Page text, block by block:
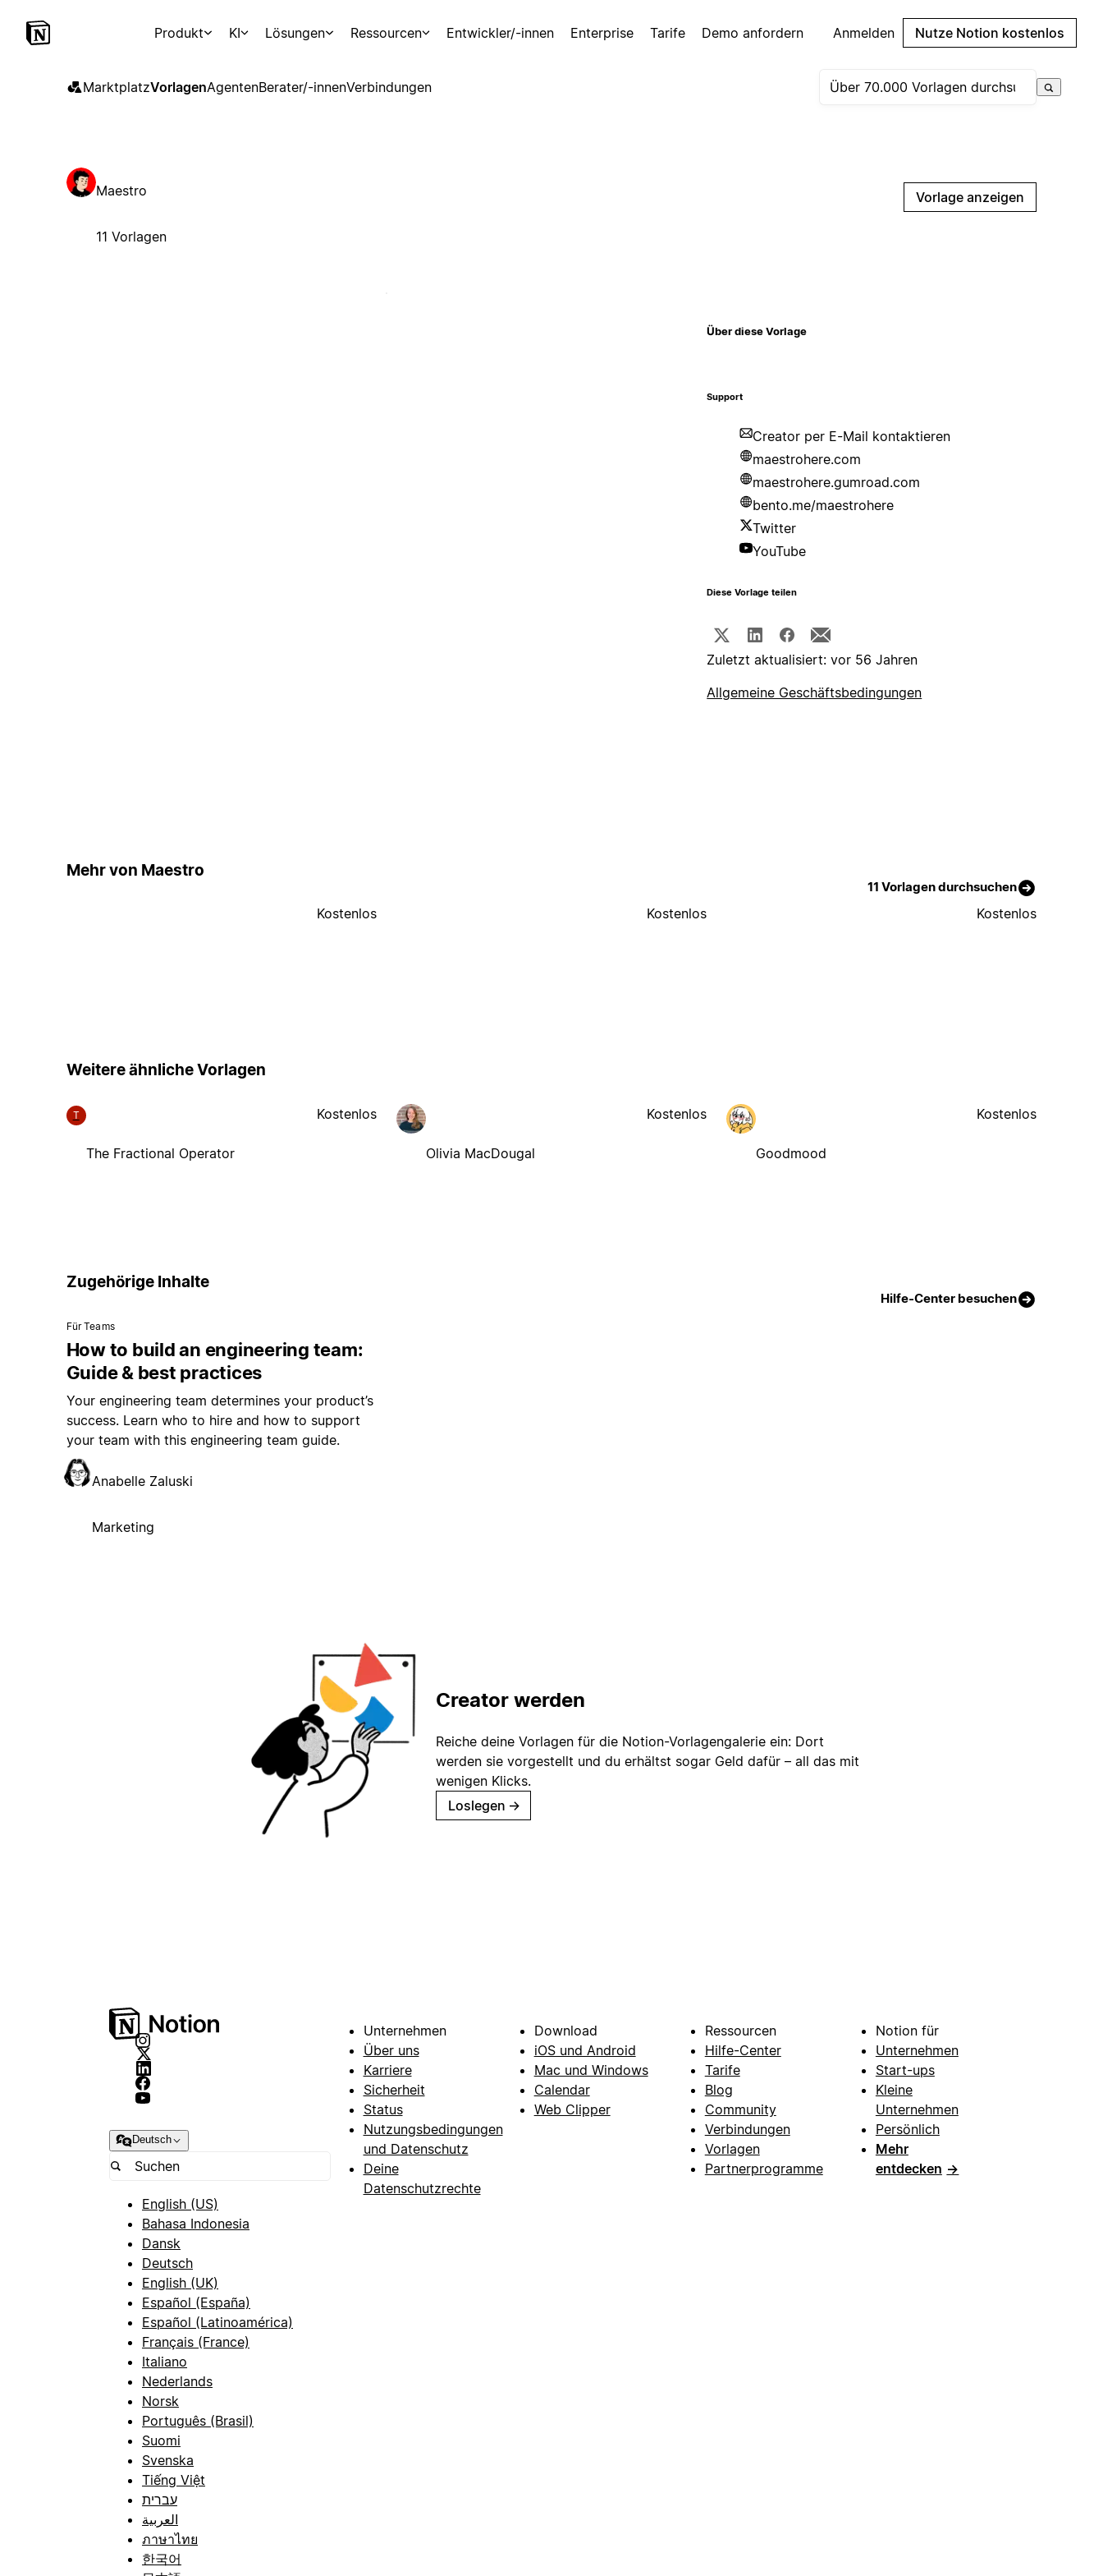
Produkt KI Lösungen Ressourcen Entwickler/-innen Enterprise Tarife Demo anfordern Anmelden Nutze Notion kostenlos
MarktplatzVorlagenAgentenBerater/-innenVerbindungen
Maestro
11 Vorlagen
Vorlage anzeigen
Über diese Vorlage
Support
Creator per E-Mail kontaktieren
maestrohere.com
maestrohere.gumroad.com
bento.me/maestrohere
Twitter
YouTube
Diese Vorlage teilen
Zuletzt aktualisiert: vor 56 Jahren
Allgemeine Geschäftsbedingungen
Mehr von Maestro
11 Vorlagen durchsuchen
Kostenlos Kostenlos Kostenlos
Weitere ähnliche Vorlagen
T
The Fractional Operator
Kostenlos
Olivia MacDougal
Kostenlos
Goodmood
Kostenlos
Zugehörige Inhalte
Hilfe-Center besuchen
Für Teams
How to build an engineering team:
Guide & best practices
Your engineering team determines your product’s
success. Learn who to hire and how to support
your team with this engineering team guide.
Anabelle Zaluski
Marketing
Creator werden
Reiche deine Vorlagen für die Notion-Vorlagengalerie ein: Dort
werden sie vorgestellt und du erhältst sogar Geld dafür – all das mit
wenigen Klicks.
Loslegen →
Deutsch
English (US)
Bahasa Indonesia
Dansk
Deutsch
English (UK)
Español (España)
Español (Latinoamérica)
Français (France)
Italiano
Nederlands
Norsk
Português (Brasil)
Suomi
Svenska
Tiếng Việt
עברית
العربية
ภาษาไทย
한국어
Unternehmen
Über uns
Karriere
Sicherheit
Status
Nutzungsbedingungen
und Datenschutz
Deine
Datenschutzrechte
Download
iOS und Android
Mac und Windows
Calendar
Web Clipper
Ressourcen
Hilfe-Center
Tarife
Blog
Community
Verbindungen
Vorlagen
Partnerprogramme
Notion für
Unternehmen
Start-ups
Kleine
Unternehmen
Persönlich
Mehr
entdecken →